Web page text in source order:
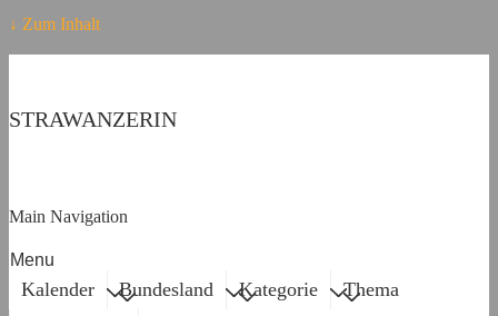
↓ Zum Inhalt
STRAWANZERIN
Main Navigation
Menu
Kalender Bundesland Kategorie
Thema